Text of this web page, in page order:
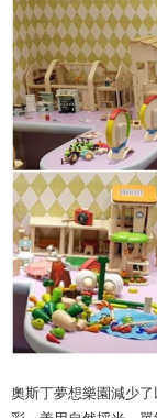
奧斯丁夢想樂園減少